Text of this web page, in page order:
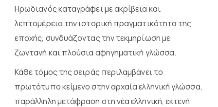
Ηρωδιανός καταγράφει με ακρίβεια και
λεπτομέρεια την ιστορική πραγματικότητα της
εποχής, συνδυάζοντας την τεκμηρίωση με
ζωντανή και πλούσια αφηγηματική γλώσσα.
Κάθε τόμος της σειράς περιλαμβάνει το
πρωτότυπο κείμενο στην αρχαία ελληνική γλώσσα,
παράλληλη μετάφραση στη νέα ελληνική, εκτενή